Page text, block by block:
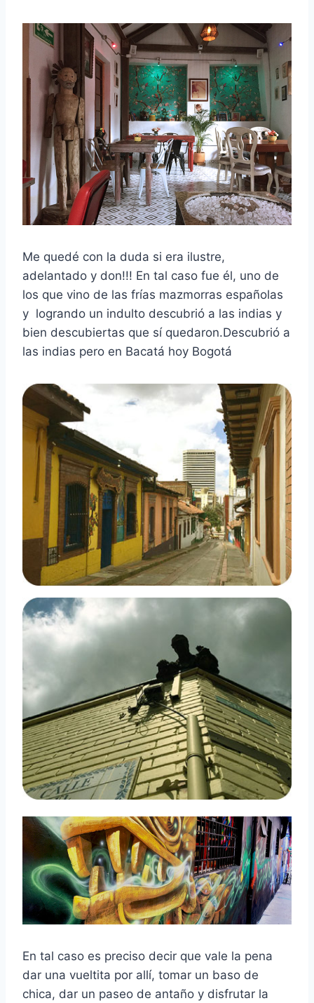
Me quedé con la duda si era ilustre,
adelantado y don!!! En tal caso fue él, uno de
los que vino de las frías mazmorras españolas
y logrando un indulto descubrió a las indias y
bien descubiertas que sí quedaron.Descubrió a
las indias pero en Bacatá hoy Bogotá
En tal caso es preciso decir que vale la pena
dar una vueltita por allí, tomar un baso de
chica, dar un paseo de antaño y disfrutar la